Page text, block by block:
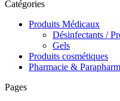
Catégories
Produits Médicaux
Désinfectants /
Gels
Produits cosmétiques
Pharmacie &
Pages